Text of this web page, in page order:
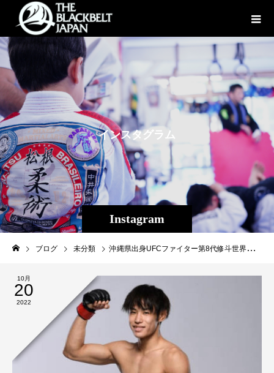
Instagram
インスタグラ ム
ブログ 未分類 沖縄県出身UFCファイター第8代修斗世界フライ級チャンピオン平良達郎（Theパラエストラ沖縄）UFC２戦目が日本時間10/16㈰に行われました！計量の段階で相手選手は既定の体重の３ポンド（1・35ｋｇ）オーバー。ファイトマネーの30%譲渡の上やるかやらないかその場ですぐに解答を求められました。セコンドとして慎重な判断が求められる部分ではありましたが、UFC初戦でも計量をオーバーしていた相手。2度も致命的な同じミスを犯す相手より達郎は圧倒的に真剣にこの競技と向かい合っている、そんな相手に不覚をとることは無い。達郎本人もやはり試合をしない選択肢はなく即答でやるとの返事で、本人の意見も尊重し試合に臨みました。フィジカルとパンチという北米ファイター相手にいくつかプランを用意して挑んだ試合は特に大きな不安要素なく進めることが出来２R十字固めにより一本勝ち、本人もこだわっていたFINISH勝利をすることが出来ました。この試合に向けてホームTheパラエストラ沖縄でのトレーニングをメインに恒例のパラエストラ千葉ネットワーク合宿、そしてタイのタイガームエタイへの単身１カ月半にも及ぶ長期合宿を熟し戦前しっかりと準備し勝利できたことは、2022年度の年間スポンサーとして平良達郎の活動にご協賛頂いた皆様のご協力あってこそであり、改めて感謝申し上げます。※順不同◯株式会社ファッションキャンディ様◯株式会社Roles様◯design.SP41様◯中部総合法律事務所様◯LIMITEST様◯上間菓子店スッパイマン様◯沖縄広告株式会社様◯SO CRAZY TOKYO様◯THJAPAN様◯CROSS︎LINE様◯桑江皮膚科医院様◯栄光幼稚園様◯THE ONE TV様今年は年明けUFCとの電撃契約があり２試合を熟しUFCで２勝することが出来ました。来年は４試合を熟したい、と試合の意欲満々な達郎は勝ち続ければ早い段階でランカーへの挑戦になると思われます。今現在プロデビューし戦績は1２戦１２勝（３KO・６SUB）アマチュアも含めると２２戦２２勝。中井柔術継承鶴屋道場系統松根修斗相伝第8代修斗世界フライ級チャンピオン 平良達郎、今後も日本を代表する選手の１人として若い選手たちの模範となれるよう、UFCのベルトを目指しチーム一丸となって突き進みます。改めまして皆様応援有り難う御座いました、引き続き平良達郎の活躍ご期待ください！#中井柔術継承鶴屋道場系統松根修斗相伝#UFCvegas62#平良達郎#修斗#UFC#inspirit＃EVERGROUND#沖縄#人生幸福
10月
20
2022